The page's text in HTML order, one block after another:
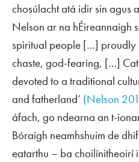
chosúlacht atá idir sin agus
Nelson ar na hÉireannaigh
spiritual people […]
chaste, god-fearing, […]
devoted to a traditional
and fatherland’ (Nelson
áfach, go ndearna an t-
Bóraigh neamhshuim de
eatarthu – ba choilínitheoirí